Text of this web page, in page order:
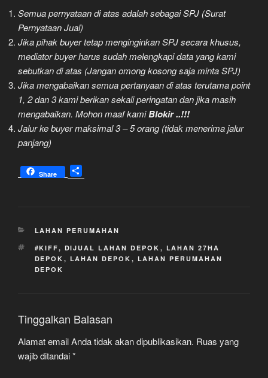
Semua pernyataan di atas adalah sebagai SPJ (Surat
Pernyataan Jual)
Jika pihak buyer tetap menginginkan SPJ secara khusus,
mediator buyer harus sudah melengkapi data yang kami
sebutkan di atas (Jangan omong kosong saja minta SPJ)
Jika mengabaikan semua pertanyaan di atas terutama point
1, 2 dan 3 kami berikan sekali peringatan dan jika masih
mengabaikan. Mohon maaf kamiBlokir ..!!!
Jalur ke buyer maksimal 3 – 5 orang (tidak menerima jalur
panjang)
Share
h
KATEGORI
LAHAN PERUMAHAN
TAG
#KIFF, DIJUAL LAHAN DEPOK , LAHAN 27HA
DEPOK , LAHAN DEPOK , LAHAN PERUMAHAN
DEPOK
Tinggalkan Balasan
Alamat email Anda tidak akan dipublikasikan. Ruas yang
wajib ditandai*